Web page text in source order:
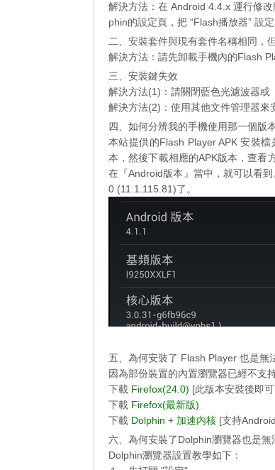
解決方法：在 Android 4.4.x 運行修
phin的設定頁，把 “Flash播放器” 設
二、安裝套件與現有套件名稱相同，
解決方法：請先卸載手機內的Flash
三、安裝鍵失效
解決方法(1)：請關閉藍色光濾波器或
解決方法(2)：使用其他文件管理器來
四、如何分辨我的手機使用那一個版
本站提供的Flash Player APK 安裝
本，然後下載相應的APK版本，查看
在『Android版本』當中，就可以看
0 (11.1.115.81)了。
五、為何安裝了 Flash Player 也是無
因為部份裝置的內置瀏覽器已經不支
下載 Firefox(24.0) [此版本安裝後即
下載 Firefox(最新版)
下載 Dolphin + 加速内核 [支持
六、為何安裝了Dolphin瀏覽器也是無
Dolphin瀏覽器設置教學如下：